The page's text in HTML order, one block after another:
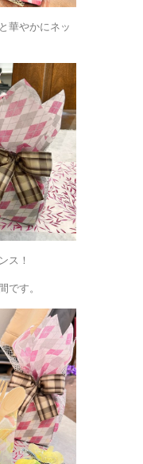
華やかにネッ
ス！
です。